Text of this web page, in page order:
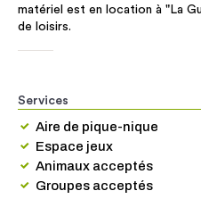
matériel est en location à "La
de loisirs.
Services
Aire de pique-nique
Espace jeux
Animaux acceptés
Groupes acceptés